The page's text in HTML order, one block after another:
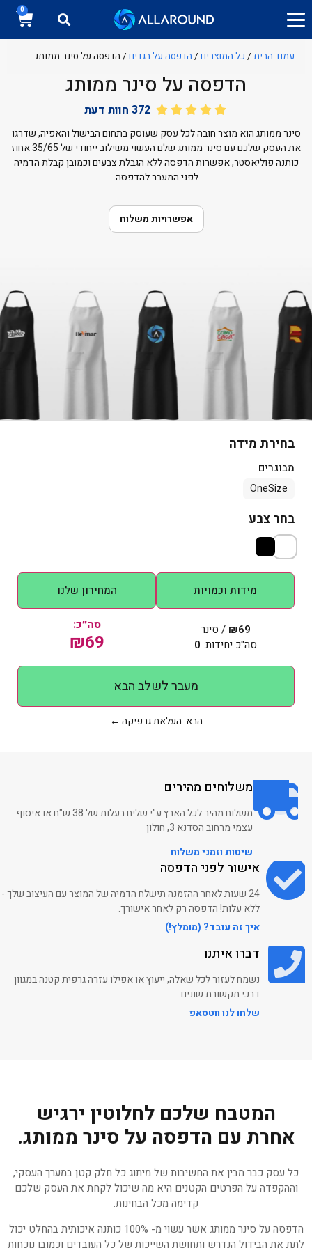
0
עמוד הבית / כל המוצרים / הדפסה על בגדים / הדפסה על סינר ממותג
הדפסה על סינר ממותג
372 חוות דעת
סינר ממותג הוא מוצר חובה לכל עסק שעוסק בתחום הבישול והאפיה, שדרגו
את העסק שלכם עם סינר ממותג שלם העשוי משילוב ייחודי של 35/65 אחוז
כותנה פוליאסטר, אפשרות הדפסה ללא הגבלת צבעים וכמובן קבלת הדמיה
לפני המעבר להדפסה.
אפשרויות משלוח
בחירת מידה
מבוגרים
OneSize
בחר צבע
מידות וכמויות המחירון שלנו
סה״כ:
₪69
₪69
/ סינר
סה"כ יחידות: 0
מעבר לשלב הבא
הבא: העלאת גרפיקה ←
משלוחים מהירים
משלוח מהיר לכל הארץ ע"י שליח בעלות של 38 ש"ח או איסוף
עצמי מרחוב הסדנא 3, חולון
שיטות וזמני משלוח
אישור לפני הדפסה
24 שעות לאחר ההזמנה תישלח הדמיה של המוצר עם העיצוב שלך -
ללא עלות! הדפסה רק לאחר אישורך.
איך זה עובד? (מומלץ!)
דברו איתנו
נשמח לעזור לכל שאלה, ייעוץ או אפילו עזרה גרפית קטנה במגוון
דרכי תקשורת שונים.
שלחו לנו ווטסאפ
המטבח שלכם לחלוטין ירגיש
אחרת עם הדפסה על סינר ממותג.
כל עסק כבר מבין את החשיבות של מיתוג כל חלק קטן במערך העסקי,
וההקפדה על הפרטים הקטנים היא מה שיכול לקחת את העסק שלכם
קדימה מכל הבחינות.
הדפסה על סינר ממותג אשר עשוי מ- 100% כותנה איכותית בהחלט יכול
לתת את הבידול הנדרש ותחושת השייכות של כל העובדים וכמובן נוכחות
הדפסה על חולצות דרייפיט
ממותגות
הדפסה על סווטשירט
הדפסה על חולצות אוברסייז
הדפסה על חולצות כותנה
הדפסה על מכופתרת קצרה
הדפסה על חולצות כותנה
3/4
אמריקאיות
הדפסה על דגמ"ח מכנס
ממותג